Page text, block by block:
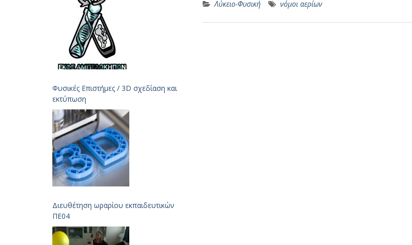
Λύκειο-Φυσική νόμοι αερίων
Φυσικές Επιστήμες / 3D σχεδίαση και
εκτύπωση
Διευθέτηση ωραρίου εκπαιδευτικών
ΠΕ04